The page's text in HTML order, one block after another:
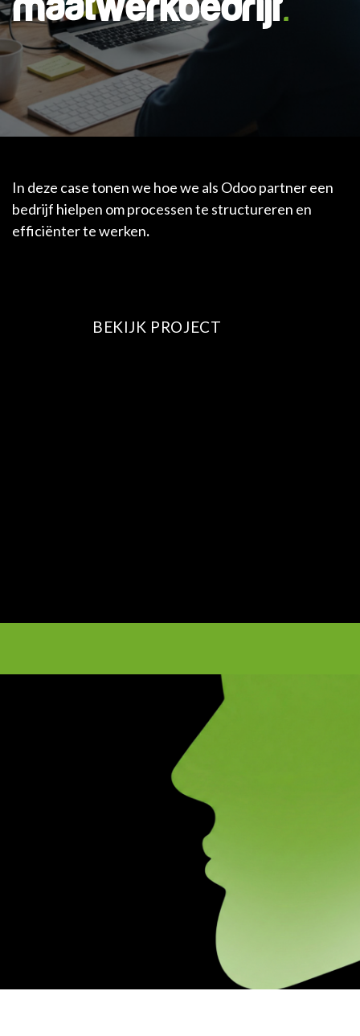
.
In deze case tonen we hoe we als Odoo partner een
bedrijf hielpen om processen te structureren en
efficiënter te werken.
BEKIJK PROJECT